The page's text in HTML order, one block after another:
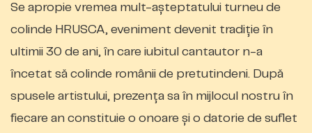
Se apropie vremea mult-așteptatului turneu de
colinde HRUSCA, eveniment devenit tradiţie în
ultimii 30 de ani, în care iubitul cantautor n-a
încetat să colinde românii de pretutindeni. După
spusele artistului, prezenţa sa în mijlocul nostru în
fiecare an constituie o onoare și o datorie de suflet